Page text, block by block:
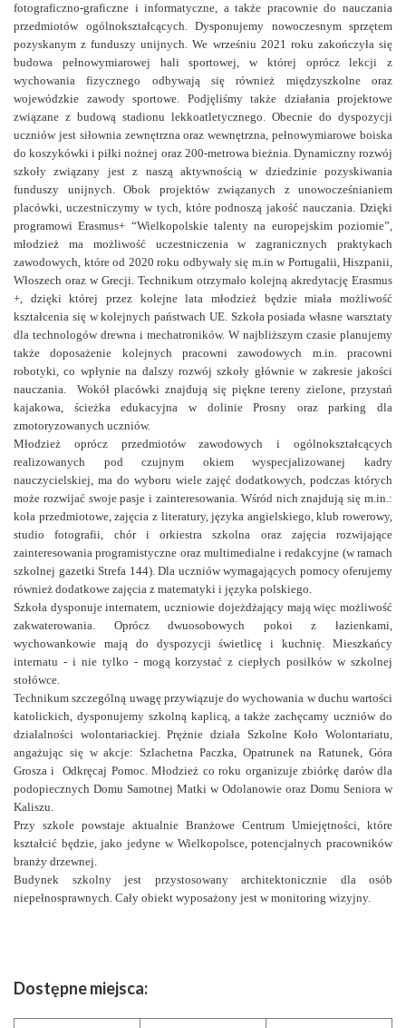
fotograficzno-graficzne i informatyczne, a także pracownie do nauczania
przedmiotów ogólnokształcących. Dysponujemy nowoczesnym sprzętem
pozyskanym z funduszy unijnych. We wrześniu 2021 roku zakończyła się
budowa pełnowymiarowej hali sportowej, w której oprócz lekcji z
wychowania fizycznego odbywają się również międzyszkolne oraz
wojewódzkie zawody sportowe. Podjęliśmy także działania projektowe
związane z budową stadionu lekkoatletycznego. Obecnie do dyspozycji
uczniów jest siłownia zewnętrzna oraz wewnętrzna, pełnowymiarowe boiska
do koszykówki i piłki nożnej oraz 200-metrowa bieżnia. Dynamiczny rozwój
szkoły związany jest z naszą aktywnością w dziedzinie pozyskiwania
funduszy unijnych. Obok projektów związanych z unowocześnianiem
placówki, uczestniczymy w tych, które podnoszą jakość nauczania. Dzięki
programowi Erasmus+ “Wielkopolskie talenty na europejskim poziomie”,
młodzież ma możliwość uczestniczenia w zagranicznych praktykach
zawodowych, które od 2020 roku odbywały się m.in w Portugalii, Hiszpanii,
Włoszech oraz w Grecji. Technikum otrzymało kolejną akredytację Erasmus
+, dzięki której przez kolejne lata młodzież będzie miała możliwość
kształcenia się w kolejnych państwach UE. Szkoła posiada własne warsztaty
dla technologów drewna i mechatroników. W najbliższym czasie planujemy
także doposażenie kolejnych pracowni zawodowych m.in. pracowni
robotyki, co wpłynie na dalszy rozwój szkoły głównie w zakresie jakości
nauczania. Wokół placówki znajdują się piękne tereny zielone, przystań
kajakowa, ścieżka edukacyjna w dolinie Prosny oraz parking dla
zmotoryzowanych uczniów.
Młodzież oprócz przedmiotów zawodowych i ogólnokształcących
realizowanych pod czujnym okiem wyspecjalizowanej kadry
nauczycielskiej, ma do wyboru wiele zajęć dodatkowych, podczas których
może rozwijać swoje pasje i zainteresowania. Wśród nich znajdują się m.in.:
koła przedmiotowe, zajęcia z literatury, języka angielskiego, klub rowerowy,
studio fotografii, chór i orkiestra szkolna oraz zajęcia rozwijające
zainteresowania programistyczne oraz multimedialne i redakcyjne (w ramach
szkolnej gazetki Strefa 144). Dla uczniów wymagających pomocy oferujemy
również dodatkowe zajęcia z matematyki i języka polskiego.
Szkoła dysponuje internatem, uczniowie dojeżdżający mają więc możliwość
zakwaterowania. Oprócz dwuosobowych pokoi z łazienkami,
wychowankowie mają do dyspozycji świetlicę i kuchnię. Mieszkańcy
internatu - i nie tylko - mogą korzystać z ciepłych posiłków w szkolnej
stołówce.
Technikum szczególną uwagę przywiązuje do wychowania w duchu wartości
katolickich, dysponujemy szkolną kaplicą, a także zachęcamy uczniów do
działalności wolontariackiej. Prężnie działa Szkolne Koło Wolontariatu,
angażując się w akcje: Szlachetna Paczka, Opatrunek na Ratunek, Góra
Grosza i Odkręcaj Pomoc. Młodzież co roku organizuje zbiórkę darów dla
podopiecznych Domu Samotnej Matki w Odolanowie oraz Domu Seniora w
Kaliszu.
Przy szkole powstaje aktualnie Branżowe Centrum Umiejętności, które
kształcić będzie, jako jedyne w Wielkopolsce, potencjalnych pracowników
branży drzewnej.
Budynek szkolny jest przystosowany architektonicznie dla osób
niepełnosprawnych. Cały obiekt wyposażony jest w monitoring wizyjny.
Dostępne miejsca: